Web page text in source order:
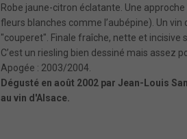
Robe jaune-citron éclatante. Une
fleurs blanches comme l’aubépine). Un
"couperet". Finale fraîche, nette et incisive
C’est un riesling bien dessiné mais assez
Apogée : 2003/2004.
Dégusté en août 2002 par Jean-Louis
au vin d'Alsace.